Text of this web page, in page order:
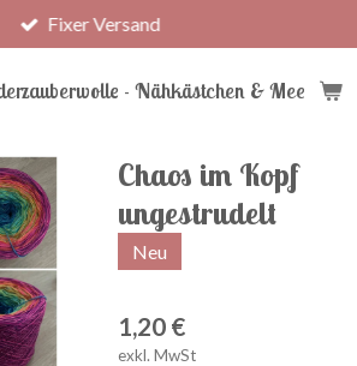
- Nähkästchen & Meer
Fixer Versand
Chaos im Kopf
ungestrudelt
Neu
1,20 €
exkl. MwSt